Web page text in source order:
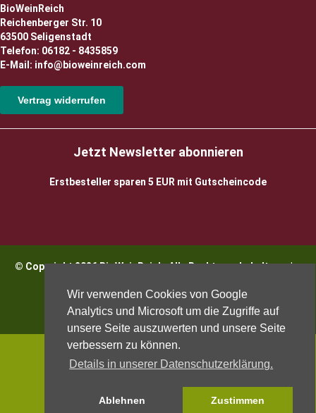
Wir verwenden Cookies von Google
Analytics und Microsoft um die Zugriffe auf
unsere Seite auszuwerten und unsere Seite
verbessern zu können.
Details in unserer Datenschutzerklärung.
Ablehnen Zustimmen
BioWeinReich
Reichenberger Str. 10
63500 Seligenstadt
Telefon: 06182 - 8435859
E-Mail: info@bioweinreich.com
Vertrag widerrufen
Jetzt Newsletter abonnieren
Erstbesteller sparen 5 EUR mit Gutscheincode
© Copyright 2026 BioWeinReich. Alle Rechte vorbehalten |